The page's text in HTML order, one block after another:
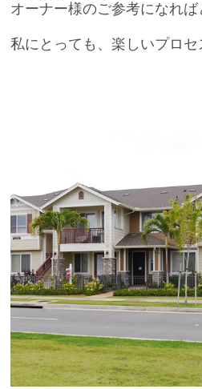
オーナー様のご参考になれば
私にとっても、楽しいプロセ